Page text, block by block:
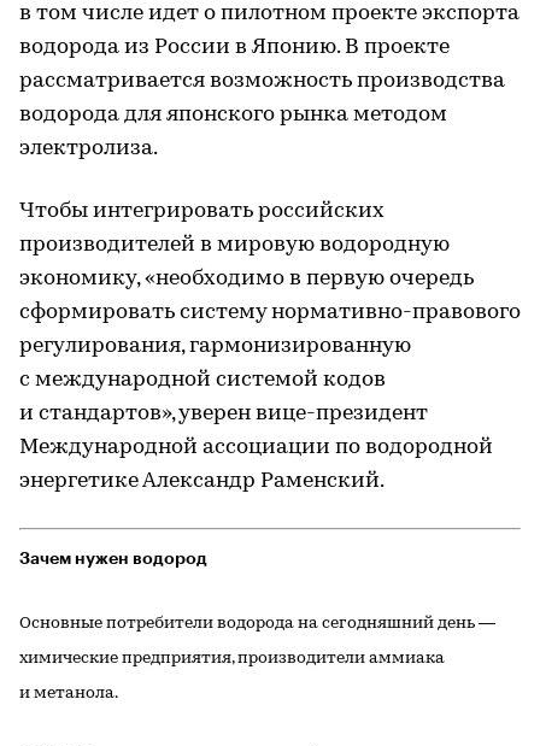
в том числе идет о пилотном проекте экспорта
водорода из России в Японию. В проекте
рассматривается возможность производства
водорода для японского рынка методом
электролиза.
Чтобы интегрировать российских
производителей в мировую водородную
экономику, «необходимо в первую очередь
сформировать систему нормативно-правового
регулирования, гармонизированную
с международной системой кодов
и стандартов», уверен вице-президент
Международной ассоциации по водородной
энергетике Александр Раменский.
Зачем нужен водород
Основные потребители водорода на сегодняшний день —
химические предприятия, производители аммиака
и метанола.